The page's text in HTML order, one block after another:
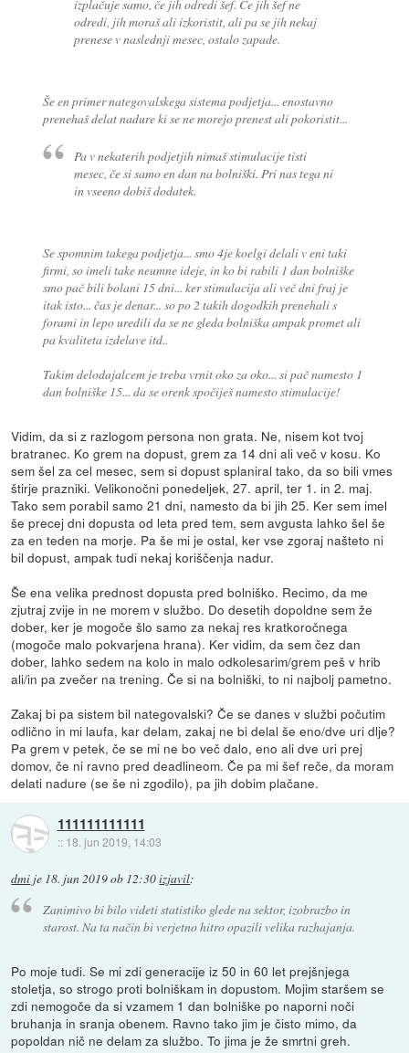
izplačuje samo, če jih odredi šef. Če jih šef ne
odredi, jih moraš ali izkoristit, ali pa se jih nekaj
prenese v naslednji mesec, ostalo zapade.
Še en primer nategovalskega sistema podjetja... enostavno
prenehaš delat nadure ki se ne morejo prenest ali pokoristit...
Pa v nekaterih podjetjih nimaš stimulacije tisti
mesec, če si samo en dan na bolniški. Pri nas tega ni
in vseeno dobiš dodatek.
Se spomnim takega podjetja... smo 4je koelgi delali v eni taki
firmi, so imeli take neumne ideje, in ko bi rabili 1 dan bolniške
smo pač bili bolani 15 dni... ker stimulacija ali več dni fraj je
itak isto... čas je denar... so po 2 takih dogodkih prenehali s
forami in lepo uredili da se ne gleda bolniška ampak promet ali
pa kvaliteta izdelave itd..
Takim delodajalcem je treba vrnit oko za oko... si pač namesto 1
dan bolniške 15... da se orenk spočiješ namesto stimulacije!
Vidim, da si z razlogom persona non grata. Ne, nisem kot tvoj
bratranec. Ko grem na dopust, grem za 14 dni ali več v kosu. Ko
sem šel za cel mesec, sem si dopust splaniral tako, da so bili vmes
štirje prazniki. Velikonočni ponedeljek, 27. april, ter 1. in 2. maj.
Tako sem porabil samo 21 dni, namesto da bi jih 25. Ker sem imel
še precej dni dopusta od leta pred tem, sem avgusta lahko šel še
za en teden na morje. Pa še mi je ostal, ker vse zgoraj našteto ni
bil dopust, ampak tudi nekaj koriščenja nadur.
Še ena velika prednost dopusta pred bolniško. Recimo, da me
zjutraj zvije in ne morem v službo. Do desetih dopoldne sem že
dober, ker je mogoče šlo samo za nekaj res kratkoročnega
(mogoče malo pokvarjena hrana). Ker vidim, da sem čez dan
dober, lahko sedem na kolo in malo odkolesarim/grem peš v hrib
ali/in pa zvečer na trening. Če si na bolniški, to ni najbolj pametno.
Zakaj bi pa sistem bil nategovalski? Če se danes v službi počutim
odlično in mi laufa, kar delam, zakaj ne bi delal še eno/dve uri dlje?
Pa grem v petek, če se mi ne bo več dalo, eno ali dve uri prej
domov, če ni ravno pred deadlineom. Če pa mi šef reče, da moram
delati nadure (se še ni zgodilo), pa jih dobim plačane.
111111111111
:: 18. jun 2019, 14:03
dmi je 18. jun 2019 ob 12:30izjavil:
Zanimivo bi bilo videti statistiko glede na sektor, izobrazbo in
starost. Na ta način bi verjetno hitro opazili velika razhajanja.
Po moje tudi. Se mi zdi generacije iz 50 in 60 let prejšnjega
stoletja, so strogo proti bolniškam in dopustom. Mojim staršem se
zdi nemogoče da si vzamem 1 dan bolniške po naporni noči
bruhanja in sranja obenem. Ravno tako jim je čisto mimo, da
popoldan nič ne delam za službo. To jima je že smrtni greh.